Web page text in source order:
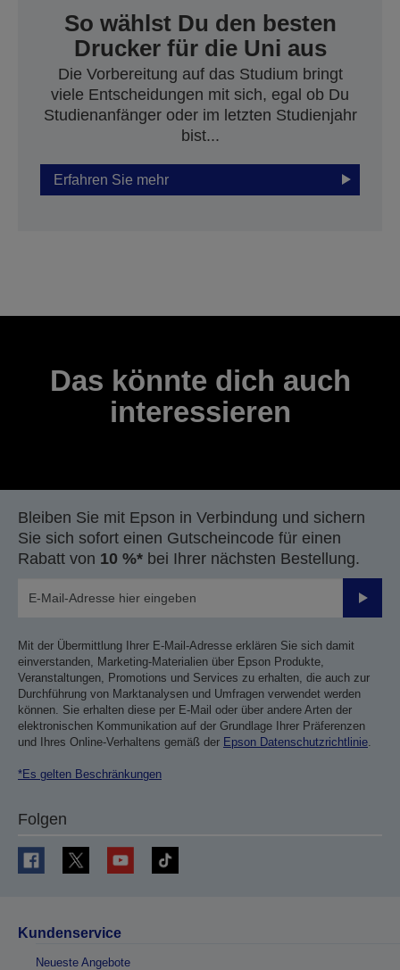
So wählst Du den besten
Drucker für die Uni aus
Die Vorbereitung auf das Studium bringt
viele Entscheidungen mit sich, egal ob Du
Studienanfänger oder im letzten Studienjahr
bist...
Erfahren Sie mehr
Das könnte dich auch
interessieren
Bleiben Sie mit Epson in Verbindung und sichern
Sie sich sofort einen Gutscheincode für einen
Rabatt von 10 %* bei Ihrer nächsten Bestellung.
Mit der Übermittlung Ihrer E-Mail-Adresse erklären Sie sich damit
einverstanden, Marketing-Materialien über Epson Produkte,
Veranstaltungen, Promotions und Services zu erhalten, die auch zur
Durchführung von Marktanalysen und Umfragen verwendet werden
können. Sie erhalten diese per E-Mail oder über andere Arten der
elektronischen Kommunikation auf der Grundlage Ihrer Präferenzen
und Ihres Online-Verhaltens gemäß der Epson Datenschutzrichtlinie
*Es gelten Beschränkungen
Folgen
Kundenservice
Neueste Angebote